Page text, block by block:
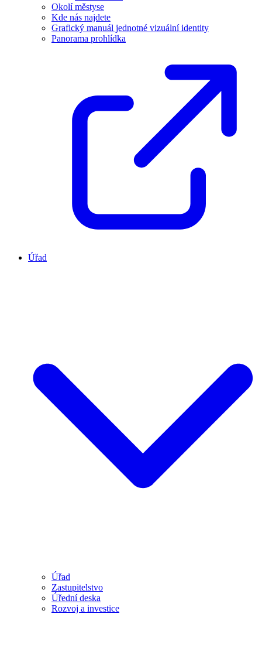
Okolí městyse
Kde nás najdete
Grafický manuál jednotné vizuální identity
Panorama prohlídka
Úřad
Úřad
Zastupitelstvo
Úřední deska
Rozvoj a investice